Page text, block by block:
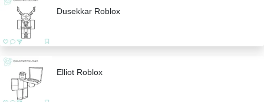
Dusekkar Roblox
Elliot Roblox